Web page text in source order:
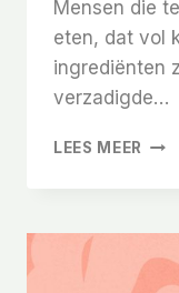
Mensen die
eten, dat vol
ingrediënten
verzadigde…
LEES MEER HET
KAN